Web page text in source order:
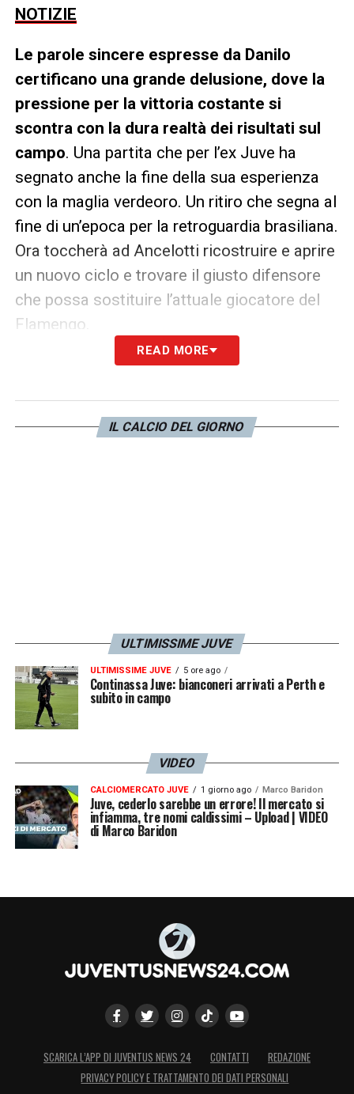
NOTIZIE
Le parole sincere espresse da Danilo
certificano una grande delusione, dove la
pressione per la vittoria costante si
scontra con la dura realtà dei risultati sul
campo. Una partita che per l’ex Juve ha
segnato anche la fine della sua esperienza
con la maglia verdeoro. Un ritiro che segna al
fine di un’epoca per la retroguardia brasiliana.
Ora toccherà ad Ancelotti ricostruire e aprire
un nuovo ciclo e trovare il giusto difensore
che possa sostituire l’attuale giocatore del
Flamengo.
READ MORE
IL CALCIO DEL GIORNO
ULTIMISSIME JUVE
ULTIMISSIME JUVE 5 ore ago
Continassa Juve: bianconeri arrivati a Perth e
subito in campo
VIDEO
CALCIOMERCATO JUVE 1 giorno ago Marco Baridon
Juve, cederlo sarebbe un errore! Il mercato si
infiamma, tre nomi caldissimi – Upload | VIDEO
di Marco Baridon
SCARICA L’APP DI JUVENTUS NEWS 24 CONTATTI
REDAZIONE
PRIVACY POLICY E TRATTAMENTO DEI DATI PERSONALI